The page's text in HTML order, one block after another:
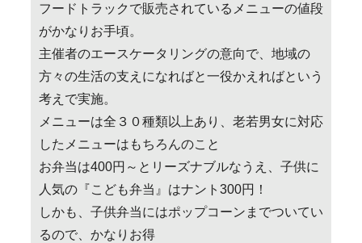
フードトラックで販売されているメニューの値段
がかなりお手頃。
主催者のエースケータリングの意向で、地域の
方々の生活の支えになればと一役かえればという
考えで実施。
メニューは全３０種類以上あり、老若男女に対応
したメニューはもちろんのこと
お弁当は400円～とリーズナブルなうえ、子供に
人気の『こども弁当』はナント300円！
しかも、子供弁当にはポップコーンまでついてい
るので、かなりお得